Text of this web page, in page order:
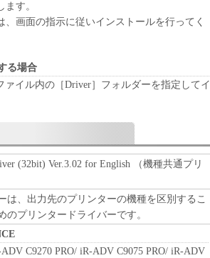
OR AFFILIATES, THEIR
CANON'S LICENSORS ARE RESPONSIBLE
FIXES OR SUPPORT FOR THE
LIABILITY
IS PROVIDED "AS IS" WITHOUT
EXPRESSED OR IMPLIED, INCLUDING,
WARRANTIES OF MERCHANTABILITY
THE ENTIRE RISK AS TO THE
THE SOFTWARE IS WITH YOU. SHOULD
YOU ASSUME THE ENTIRE COST OF
OR CORRECTION. SOME STATES OR
THE EXCLUSION OF IMPLIED
MAY NOT APPLY TO YOU.
す。
画面の指示に従いインストールを行ってく
る場合
ァイル内の［Driver］フォルダーを指定してイ
(32bit) Ver.3.02 for English （機種共通プリ
は、出力先のプリンターの機種を区別するこ
のプリンタードライバーです。
C9270 PRO/ iR-ADV C9075 PRO/ iR-ADV